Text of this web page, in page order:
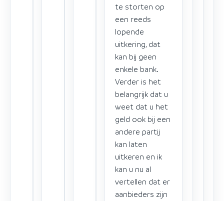
te storten op
een reeds
lopende
uitkering, dat
kan bij geen
enkele bank.
Verder is het
belangrijk dat u
weet dat u het
geld ook bij een
andere partij
kan laten
uitkeren en ik
kan u nu al
vertellen dat er
aanbieders zijn